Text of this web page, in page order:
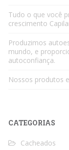
Tudo o que você
crescimento
Produzimos
mundo, e
autoconfiança.
Nossos produtos
CATEGORIAS
Cacheados